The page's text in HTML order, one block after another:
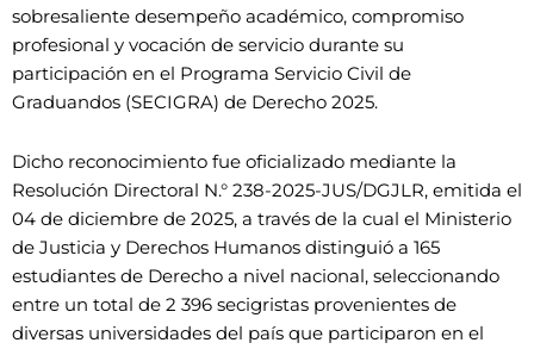
sobresaliente desempeño académico, compromiso
profesional y vocación de servicio durante su
participación en el Programa Servicio Civil de
Graduandos (SECIGRA) de Derecho 2025.
Dicho reconocimiento fue oficializado mediante la
Resolución Directoral N.° 238-2025-JUS/DGJLR, emitida el
04 de diciembre de 2025, a través de la cual el Ministerio
de Justicia y Derechos Humanos distinguió a 165
estudiantes de Derecho a nivel nacional, seleccionando
entre un total de 2 396 secigristas provenientes de
diversas universidades del país que participaron en el